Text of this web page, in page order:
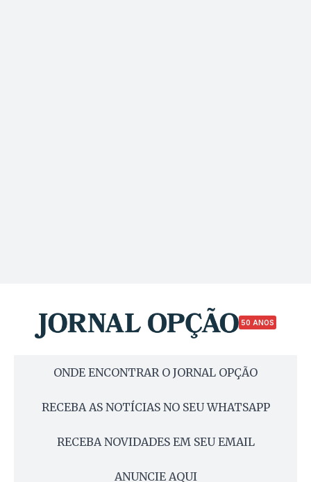
50 ANOS
ONDE ENCONTRAR O JORNAL OPÇÃO
RECEBA AS NOTÍCIAS NO SEU WHATSAPP
RECEBA NOVIDADES EM SEU EMAIL
ANUNCIE AQUI